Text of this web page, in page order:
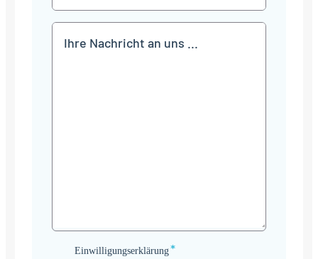
Einwilligungserklärung
Einwilligungserklärung*